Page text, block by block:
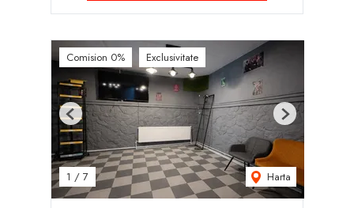
Comision 0% Exclusivitate
1 / 7 Harta
Previous Next